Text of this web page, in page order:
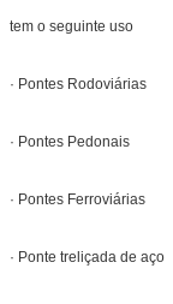
tem o seguinte uso
· Pontes Rodoviárias
· Pontes Pedonais
· Pontes Ferroviárias
· Ponte treliçada de aço